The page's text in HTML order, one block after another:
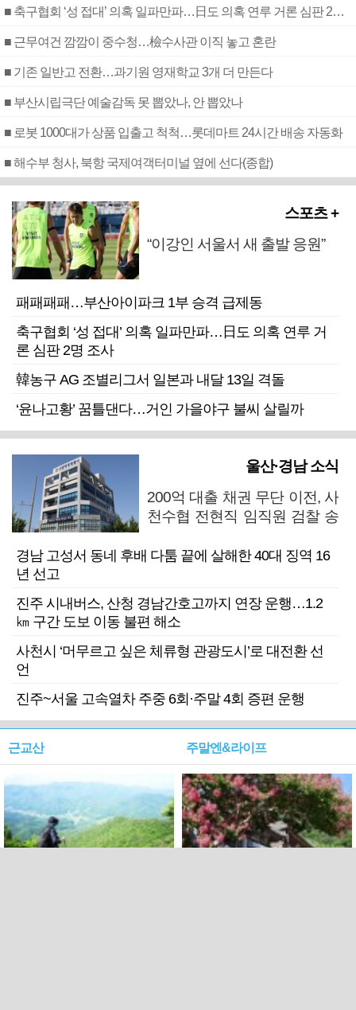
■ 축구협회 ‘성 접대’ 의혹 일파만파…日도 의혹 연루 거론 심판 2명 조사
■ 근무여건 깜깜이 중수청…檢수사관 이직 놓고 혼란
■ 기존 일반고 전환…과기원 영재학교 3개 더 만든다
■ 부산시립극단 예술감독 못 뽑았나, 안 뽑았나
■ 로봇 1000대가 상품 입출고 척척…롯데마트 24시간 배송 자동화
■ 해수부 청사, 북항 국제여객터미널 옆에 선다(종합)
스포츠 +
“이강인 서울서 새 출발 응원”
패패패패…부산아이파크 1부 승격 급제동
축구협회 ‘성 접대’ 의혹 일파만파…日도 의혹 연루 거
론 심판 2명 조사
韓농구 AG 조별리그서 일본과 내달 13일 격돌
‘윤나고황’ 꿈틀댄다…거인 가을야구 불씨 살릴까
울산·경남 소식
200억 대출 채권 무단 이전, 사
천수협 전현직 임직원 검찰 송
경남 고성서 동네 후배 다툼 끝에 살해한 40대 징역 16
년 선고
진주 시내버스, 산청 경남간호고까지 연장 운행…1.2
㎞ 구간 도보 이동 불편 해소
사천시 ‘머무르고 싶은 체류형 관광도시’로 대전환 선
언
진주~서울 고속열차 주중 6회·주말 4회 증편 운행
근교산 주말엔&라이프